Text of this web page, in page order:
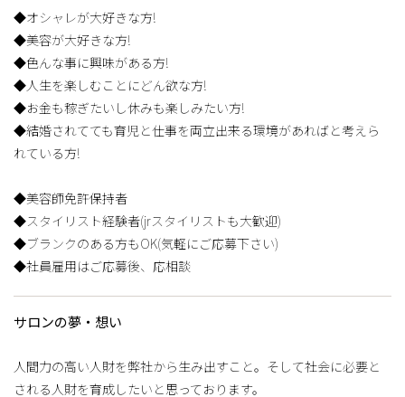
◆オシャレが大好きな方!
◆美容が大好きな方!
◆色んな事に興味がある方!
◆人生を楽しむことにどん欲な方!
◆お金も稼ぎたいし休みも楽しみたい方!
◆結婚されてても育児と仕事を両立出来る環境があればと考えら
れている方!
◆美容師免許保持者
◆スタイリスト経験者(jrスタイリストも大歓迎)
◆ブランクのある方もOK(気軽にご応募下さい)
◆社員雇用はご応募後、応相談
サロンの夢・想い
人間力の高い人財を弊社から生み出すこと。そして社会に必要と
される人財を育成したいと思っております。